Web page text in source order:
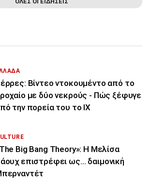
Βίντεο ντοκουμέντο από το
με δύο νεκρούς - Πώς ξέφυγε
την πορεία του το ΙΧ
Big Bang Theory»: Η Μελίσα
επιστρέφει ως… δαιμονική